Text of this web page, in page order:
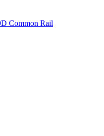
Common Rail